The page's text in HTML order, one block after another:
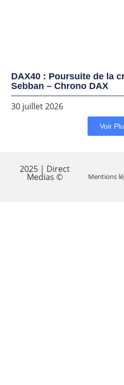
DAX40 : Poursuite de la
Sebban – Chrono DAX
30 juillet 2026
Voir
2025 | Direct
Medias © Mentions